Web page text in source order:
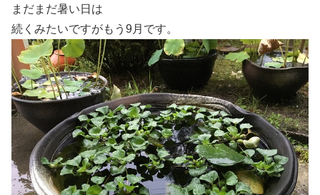
まだまだ暑い日は
続くみたいですがもう9月です。